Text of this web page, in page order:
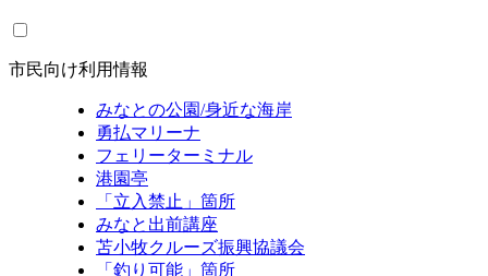
市民向け利用情報
みなとの公園/身近な海岸
勇払マリーナ
フェリーターミナル
港園亭
「立入禁止」箇所
みなと出前講座
苫小牧クルーズ振興協議会
「釣り可能」箇所